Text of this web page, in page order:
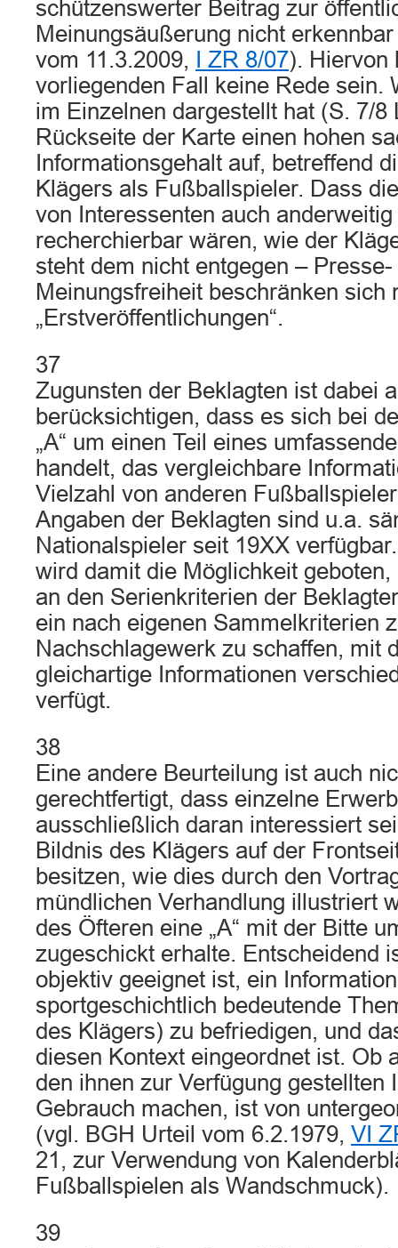
schützenswerter Beitrag zur
Meinungsäußerung nicht
vom 11.3.2009,
I ZR 8/07). Hiervon
vorliegenden Fall keine Rede sein.
im Einzelnen dargestellt hat (S. 7/8
Rückseite der Karte einen hohen
Informationsgehalt auf, betreffend
Klägers als Fußballspieler. Dass
von Interessenten auch
recherchierbar wären, wie der
steht dem nicht entgegen – Presse-
Meinungsfreiheit beschränken sich
„Erstveröffentlichungen“.
37
Zugunsten der Beklagten ist dabei
berücksichtigen, dass es sich bei
„A“ um einen Teil eines
handelt, das vergleichbare
Vielzahl von anderen
Angaben der Beklagten sind u.a.
Nationalspieler seit 19XX
wird damit die Möglichkeit
an den Serienkriterien der
ein nach eigenen Sammelkriterien
Nachschlagewerk zu schaffen, mit
gleichartige Informationen
verfügt.
38
Eine andere Beurteilung ist auch
gerechtfertigt, dass einzelne
ausschließlich daran interessiert
Bildnis des Klägers auf der
besitzen, wie dies durch den
mündlichen Verhandlung illustriert
des Öfteren eine „A“ mit der Bitte
zugeschickt erhalte. Entscheidend
objektiv geeignet ist, ein
sportgeschichtlich bedeutende
des Klägers) zu befriedigen, und
diesen Kontext eingeordnet ist. Ob
den ihnen zur Verfügung gestellten
Gebrauch machen, ist von
(vgl. BGH Urteil vom 6.2.1979, VI
21, zur Verwendung von
Fußballspielen als Wandschmuck).
39